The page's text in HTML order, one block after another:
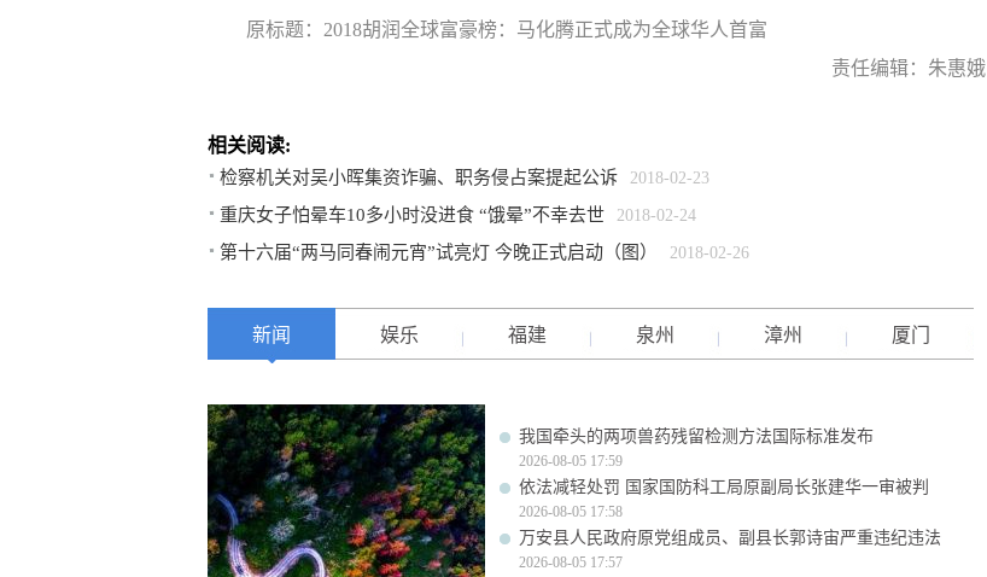
原标题：2018胡润全球富豪榜：马化腾正式成为全球华人首富
责任编辑：朱惠娥
相关阅读:
检察机关对吴小晖集资诈骗、职务侵占案提起公诉 2018-02-23
重庆女子怕晕车10多小时没进食 “饿晕”不幸去世 2018-02-24
第十六届“两马同春闹元宵”试亮灯 今晚正式启动（图） 2018-02-26
新闻 娱乐 福建 泉州 漳州 厦门
我国牵头的两项兽药残留检测方法国际标准发布
2026-08-05 17:59
依法减轻处罚 国家国防科工局原副局长张建华一审被判
2026-08-05 17:58
万安县人民政府原党组成员、副县长郭诗宙严重违纪违法
2026-08-05 17:57